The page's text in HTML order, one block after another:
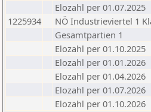
Elozahl per 01.07.2025
1225934
NÖ Industrieviertel 1
Gesamtpartien 1
Elozahl per 01.10.2025
Elozahl per 01.01.2026
Elozahl per 01.04.2026
Elozahl per 01.07.2026
Elozahl per 01.10.2026